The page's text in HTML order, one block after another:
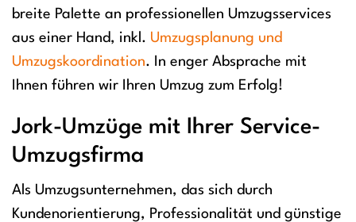
breite Palette an professionellen Umzugsservices
aus einer Hand, inkl. Umzugsplanung und
Umzugskoordination. In enger Absprache mit
Ihnen führen wir Ihren Umzug zum Erfolg!
Jork-Umzüge mit Ihrer Service-
Umzugsfirma
Als Umzugsunternehmen, das sich durch
Kundenorientierung, Professionalität und günstige